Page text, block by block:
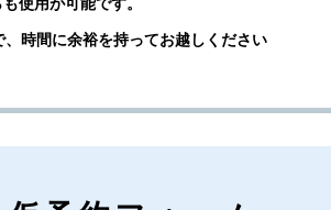
時間に余裕を持ってお越しください